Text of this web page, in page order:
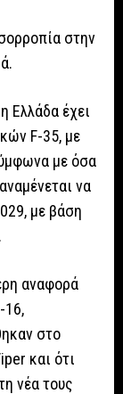
στην
Ελλάδα έχει
F-35, με
με όσα
να
με βάση
αναφορά
16,
στο
και ότι
νέα τους